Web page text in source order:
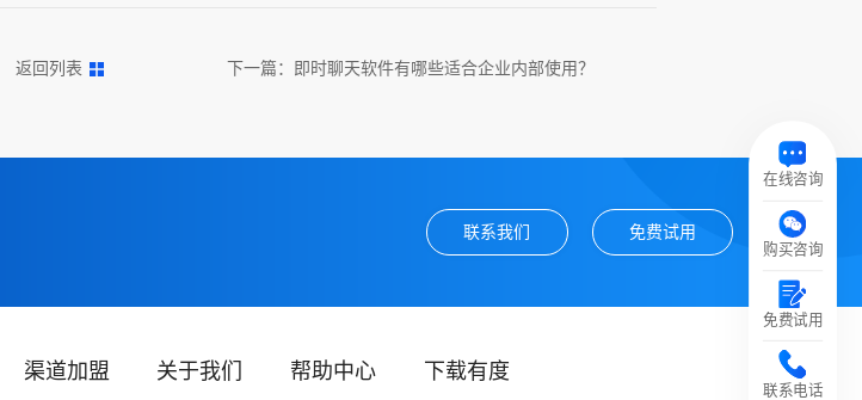
返回列表 下一篇： 即时聊天软件有哪些适合企业内部使用？
联系我们 免费试用
在线咨询
购买咨询
免费试用
联系电话
渠道加盟 关于我们 帮助中心 下载有度